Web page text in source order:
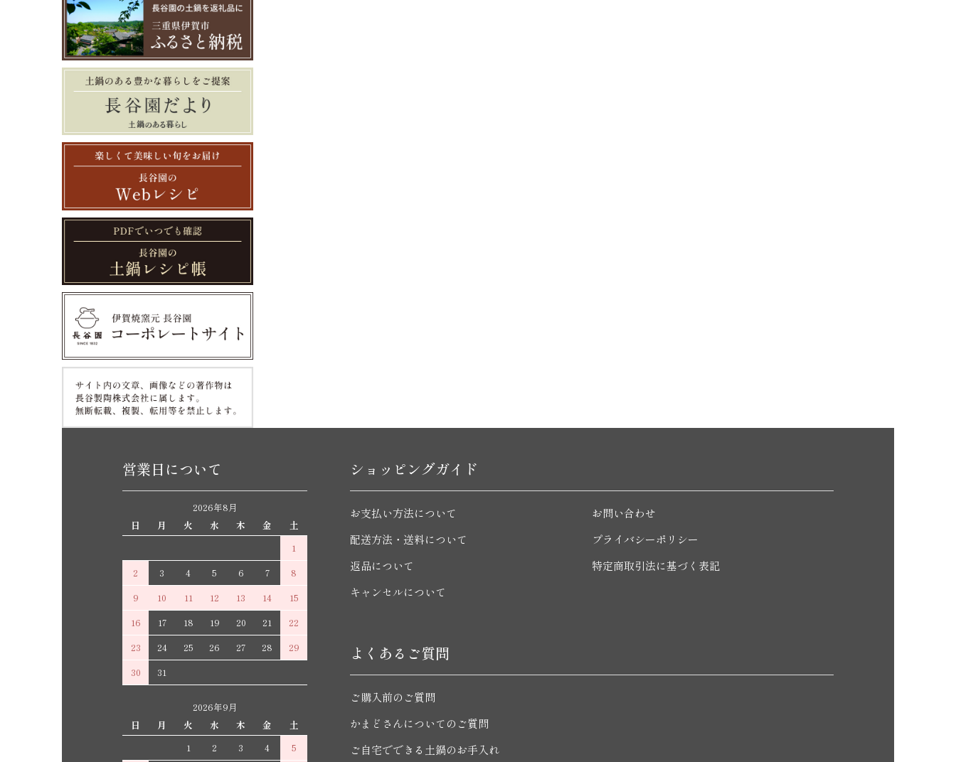
営業日について
2026年8月
日
月 火 水 木 金
土
1
2
3 4 5 6 7
8
9
10 11 12 13 14
15
16
17 18 19 20 21
22
23
24 25 26 27 28
29
30
31
2026年9月
日
月 火 水 木 金
土
1
2 3 4 5
ショッピングガイド
お支払い方法について
配送方法・送料について
返品について
キャンセルについて
お問い合わせ
プライバシーポリシー
特定商取引法に基づく表記
よくあるご質問
ご購入前のご質問
かまどさんについてのご質問
ご自宅でできる土鍋のお手入れ